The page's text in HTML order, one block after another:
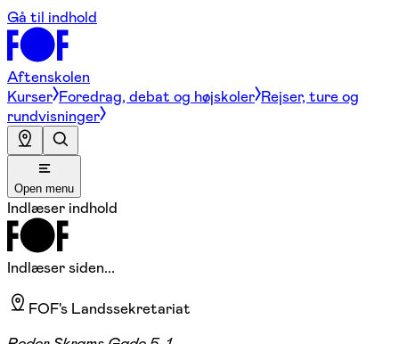
Gå til indhold
Aftenskolen
Kurser Foredrag, debat og højskoler Rejser, ture og
rundvisninger
Open menu
Indlæser indhold
Indlæser siden...
FOF's Landssekretariat